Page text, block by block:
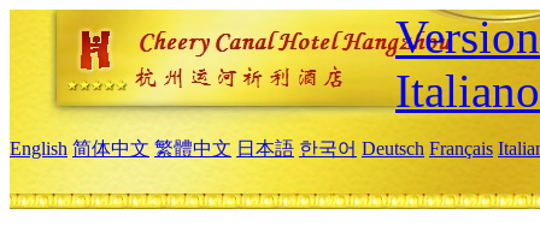
Italiano
English 简体中文 繁體中文 日本語 한국어 Deutsch Français